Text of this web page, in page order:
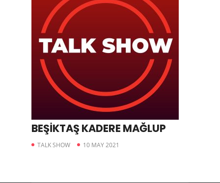
BEŞİKTAŞ KADERE MAĞLUP
TALK SHOW 10 MAY 2021